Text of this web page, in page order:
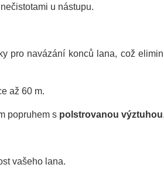
u nástupu.
pro navázání konců lana, což
až 60 m.
popruhem s polstrovanou výztuhou.
vašeho lana.